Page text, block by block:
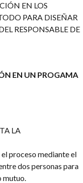
EN LOS
PARA DISEÑAR
RESPONSABLE DE
EN UN PROGAMA
LA
proceso mediante el
dos personas para
mutuo.